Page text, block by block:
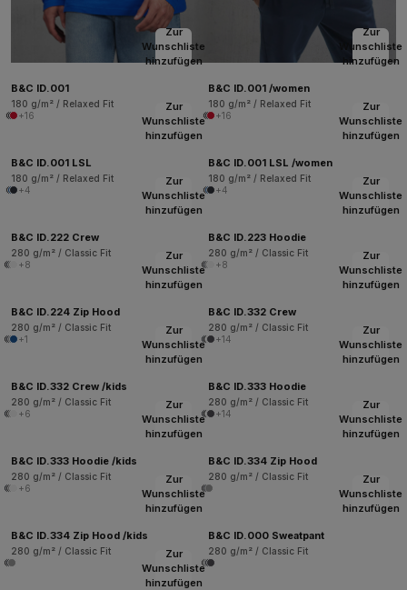
Zur
Wunschliste
hinzufügen
B&C ID.001
180 g/m² / Relaxed Fit
+16
Zur
Wunschliste
hinzufügen
B&C ID.001 /women
180 g/m² / Relaxed Fit
+16
Zur
Wunschliste
hinzufügen
B&C ID.001 LSL
180 g/m² / Relaxed Fit
+4
Zur
Wunschliste
hinzufügen
B&C ID.001 LSL /women
180 g/m² / Relaxed Fit
+4
Zur
Wunschliste
hinzufügen
B&C ID.222 Crew
280 g/m² / Classic Fit
+8
Zur
Wunschliste
hinzufügen
B&C ID.223 Hoodie
280 g/m² / Classic Fit
+8
Zur
Wunschliste
hinzufügen
B&C ID.224 Zip Hood
280 g/m² / Classic Fit
+1
Zur
Wunschliste
hinzufügen
B&C ID.332 Crew
280 g/m² / Classic Fit
+14
Zur
Wunschliste
hinzufügen
B&C ID.332 Crew /kids
280 g/m² / Classic Fit
+6
Zur
Wunschliste
hinzufügen
B&C ID.333 Hoodie
280 g/m² / Classic Fit
+14
Zur
Wunschliste
hinzufügen
B&C ID.333 Hoodie /kids
280 g/m² / Classic Fit
+6
Zur
Wunschliste
hinzufügen
B&C ID.334 Zip Hood
280 g/m² / Classic Fit
Zur
Wunschliste
hinzufügen
B&C ID.334 Zip Hood /kids
280 g/m² / Classic Fit
Zur
Wunschliste
hinzufügen
B&C ID.000 Sweatpant
280 g/m² / Classic Fit
Zur
Wunschliste
hinzufügen